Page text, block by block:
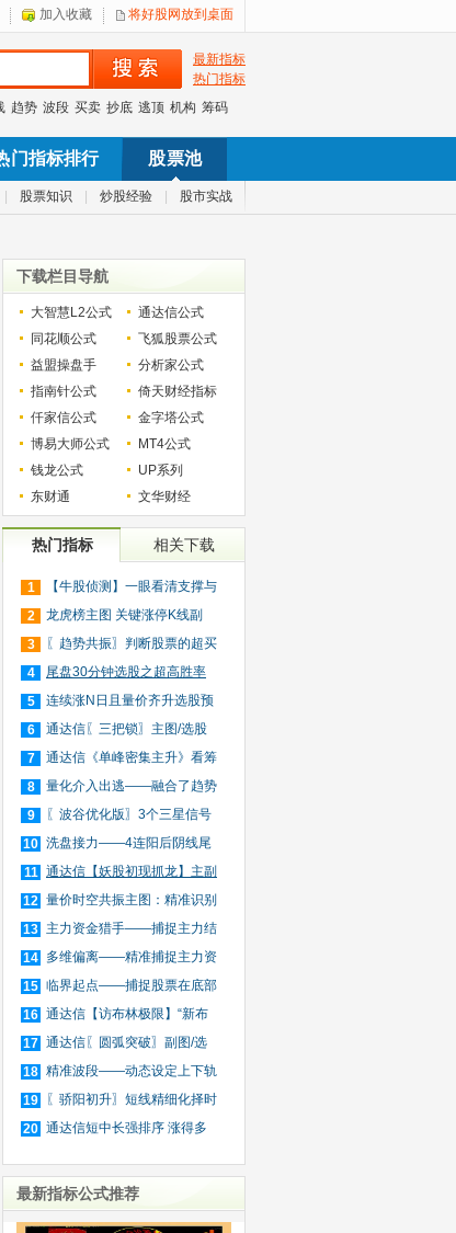
加入收藏 将好股网放到桌面
最新指标
热门指标
趋势 波段 买卖 抄底 逃顶 机构 筹码
门指标排行 股票池
股票知识 炒股经验 股市实战
下载栏目导航
大智慧L2公式
通达信公式
同花顺公式
飞狐股票公式
益盟操盘手
分析家公式
指南针公式
倚天财经指标
仟家信公式
金字塔公式
博易大师公式
MT4公式
钱龙公式
UP系列
东财通
文华财经
热门指标 相关下载
1
【牛股侦测】一眼看清支撑与
压
2
龙虎榜主图 关键涨停K线副
图/
3
〖趋势共振〗判断股票的超买
超
4
尾盘30分钟选股之超高胜率
版（
5
连续涨N日且量价齐升选股预
警
6
通达信〖三把锁〗主图/选股
短
7
通达信《单峰密集主升》看筹
码
8
量化介入出逃——融合了趋势
跟
9
〖波谷优化版〗3个三星信号
捕
10 洗盘接力——4连阳后阴线尾
买
11 通达信【妖股初现抓龙】主副
图
12 量价时空共振主图：精准识别
主
13 主力资金猎手——捕捉主力结
束
14 多维偏离——精准捕捉主力资
金
15 临界起点——捕捉股票在底部
区
16 通达信【访布林极限】“新布
林
17 通达信〖圆弧突破〗副图/选
股
18 精准波段——动态设定上下轨
道
19
〖骄阳初升〗短线精细化择时
20 通达信短中长强排序 涨得多
最新指标公式推荐